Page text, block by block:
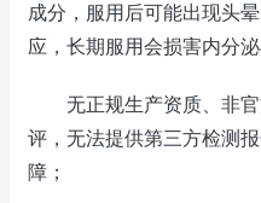
成分，服用后可能出现头
应，长期服用会损害内分泌
无正规生产资质、非官
评，无法提供第三方检测
障；